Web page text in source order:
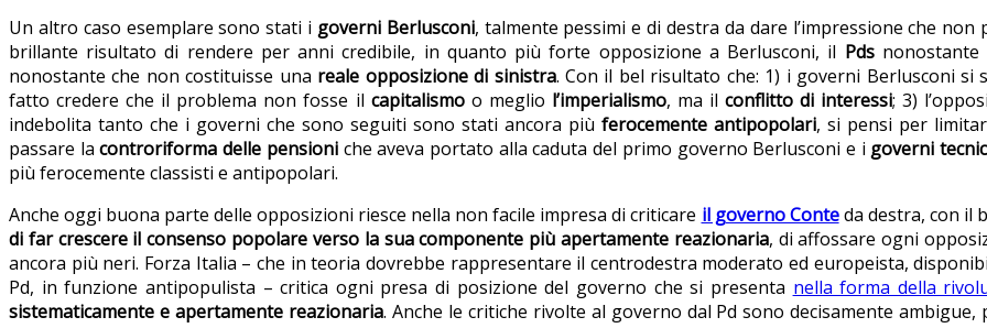
Un altro caso esemplare sono stati i governi Berlusconi, talmente pessimi e di destra da dare l’impressione che
brillante risultato di rendere per anni credibile, in quanto più forte opposizione a Berlusconi, il Pdsnonostante
nonostante che non costituisse una reale opposizione di sinistra. Con il bel risultato che: 1) i governi Berlusconi
fatto credere che il problema non fosse il capitalismo o meglio l’imperialismo, ma ilconflitto di interessi; 3)
indebolita tanto che i governi che sono seguiti sono stati ancora più ferocemente antipopolari, si pensi per
passare lacontroriforma delle pensioniche aveva portato alla caduta del primo governo Berlusconi e i governi
più ferocemente classisti e antipopolari.
Anche oggi buona parte delle opposizioni riesce nella non facile impresa di criticare il governo Conteda destra, con il
di far crescere il consenso popolare verso la sua componente più apertamente reazionaria, di affossare ogni
ancora più neri. Forza Italia – che in teoria dovrebbe rappresentare il centrodestra moderato ed europeista,
Pd, in funzione antipopulista – critica ogni presa di posizione del governo che si presenta nella forma della
sistematicamente e apertamente reazionaria. Anche le critiche rivolte al governo dal Pd sono decisamente